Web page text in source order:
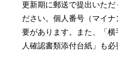
更新期に郵送で提出いただ
ださい。個人番号（マイ
要があります。また、「
人確認書類添付台紙」も必